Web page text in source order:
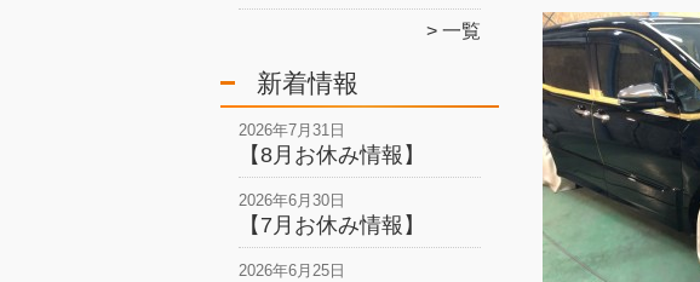
一覧
新着情報
2026年7月31日
【8月お休み情報】
2026年6月30日
【7月お休み情報】
2026年6月25日